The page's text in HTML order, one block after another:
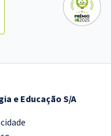
e Educação S/A